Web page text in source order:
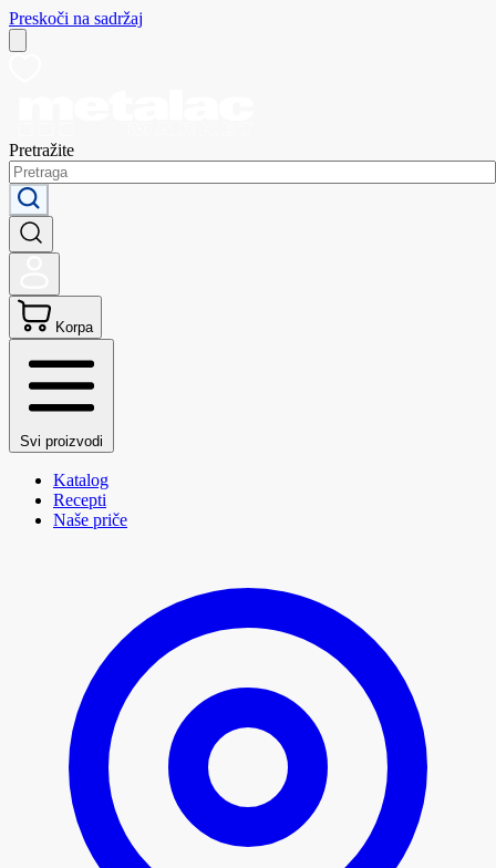
Preskoči na sadržaj
Pretražite
Korpa
Svi proizvodi
Katalog
Recepti
Naše priče